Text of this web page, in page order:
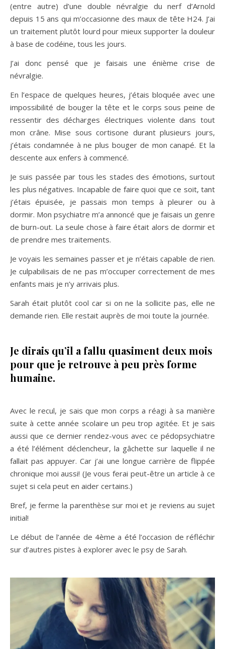
(entre autre) d’une double névralgie du nerf d’Arnold
depuis 15 ans qui m’occasionne des maux de tête H24. J’ai
un traitement plutôt lourd pour mieux supporter la douleur
à base de codéine, tous les jours.
J’ai donc pensé que je faisais une énième crise de
névralgie.
En l’espace de quelques heures, j’étais bloquée avec une
impossibilité de bouger la tête et le corps sous peine de
ressentir des décharges électriques violente dans tout
mon crâne. Mise sous cortisone durant plusieurs jours,
j’étais condamnée à ne plus bouger de mon canapé. Et la
descente aux enfers à commencé.
Je suis passée par tous les stades des émotions, surtout
les plus négatives. Incapable de faire quoi que ce soit, tant
j’étais épuisée, je passais mon temps à pleurer ou à
dormir. Mon psychiatre m’a annoncé que je faisais un genre
de burn-out. La seule chose à faire était alors de dormir et
de prendre mes traitements.
Je voyais les semaines passer et je n’étais capable de rien.
Je culpabilisais de ne pas m’occuper correctement de mes
enfants mais je n’y arrivais plus.
Sarah était plutôt cool car si on ne la sollicite pas, elle ne
demande rien. Elle restait auprès de moi toute la journée.
Je dirais qu’il a fallu quasiment deux mois
pour que je retrouve à peu près forme
humaine.
Avec le recul, je sais que mon corps a réagi à sa manière
suite à cette année scolaire un peu trop agitée. Et je sais
aussi que ce dernier rendez-vous avec ce pédopsychiatre
a été l’élément déclencheur, la gâchette sur laquelle il ne
fallait pas appuyer. Car j’ai une longue carrière de flippée
chronique moi aussi! (Je vous ferai peut-être un article à ce
sujet si cela peut en aider certains.)
Bref, je ferme la parenthèse sur moi et je reviens au sujet
initial!
Le début de l’année de 4ème a été l’occasion de réfléchir
sur d’autres pistes à explorer avec le psy de Sarah.